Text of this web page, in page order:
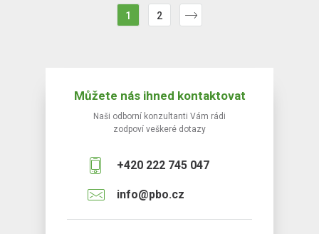
1 2
Můžete nás ihned kontaktovat
Naši odborní konzultanti Vám rádi
zodpoví veškeré dotazy
+420 222 745 047
info@pbo.cz